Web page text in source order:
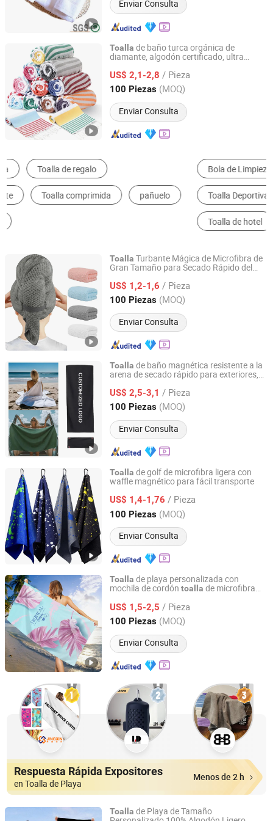
Enviar Consulta
Toalla de baño turca orgánica de
diamante, algodón certificado, ultra
compacta,toallade lujo peshtemal
US$ 2,1-2,8 / Pieza
100 Piezas (MOQ)
Enviar Consulta
Hebei Ailuoha Import and Export Co., Ltd.
Hebei, China Desde 2025
Bola de Limpieza, Esponja y Tela Toalla de Playa
Toalla Deportiva Toalla de Baño
Toalla Turbante Mágica de Microfibra de
Gran Tamaño para Secado Rápido del
US$ 1,2-1,6 / Pieza
100 Piezas (MOQ)
Enviar Consulta
Hebei Ailuoha Import and Export Co., Ltd.
Hebei, China Desde 2025
Toalla de baño magnética resistente a la
arena de secado rápido para exteriores,
magnético para viajes, camping y
senderismo
US$ 2,5-3,1 / Pieza
100 Piezas (MOQ)
Enviar Consulta
Hebei Ailuoha Import and Export Co., Ltd.
Hebei, China Desde 2025
Toalla de golf de microfibra ligera con
waffle magnético para fácil transporte
US$ 1,4-1,76 / Pieza
100 Piezas (MOQ)
Enviar Consulta
Hebei Ailuoha Import and Export Co., Ltd.
Hebei, China Desde 2025
Toalla de playa personalizada con
mochila de cordón toalla de microfibra
US$ 1,5-2,5 / Pieza
100 Piezas (MOQ)
Enviar Consulta
Hebei Ailuoha Import and Export Co., Ltd.
Hebei, China Desde 2025
Respuesta Rápida Expositores
en Toalla de Playa
Menos de 2 h
Toalla de Playa de Tamaño